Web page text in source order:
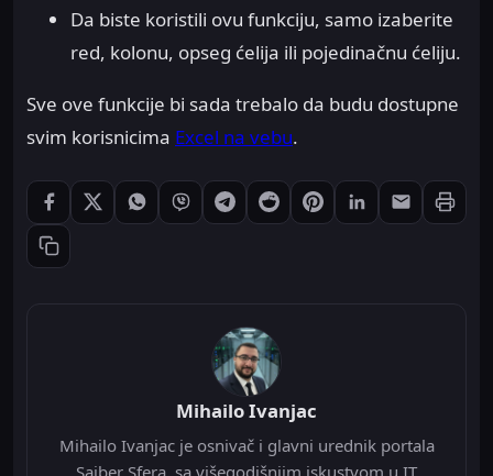
Da biste koristili ovu funkciju, samo izaberite
red, kolonu, opseg ćelija ili pojedinačnu ćeliju.
Sve ove funkcije bi sada trebalo da budu dostupne
svim korisnicima Excel na vebu.
Podeli: Facebook
Podeli: XPodeli: WhatsApp
Podeli: Viber
Podeli: Telegram
Podeli: Reddit
Podeli: Pinterest
Podeli: LinkedIn
Podeli:
Kopiraj link
Mihailo Ivanjac
Mihailo Ivanjac je osnivač i glavni urednik portala
Sajber Sfera, sa višegodišnjim iskustvom u IT